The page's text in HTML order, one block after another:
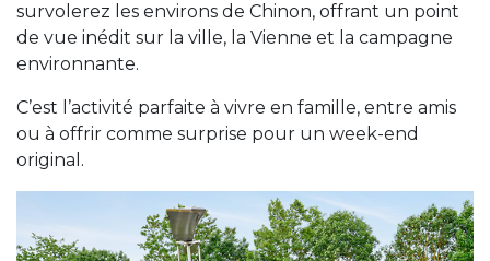
survolerez les environs de Chinon, offrant un point
de vue inédit sur la ville, la Vienne et la campagne
environnante.
C’est l’activité parfaite à vivre en famille, entre amis
ou à offrir comme surprise pour un week-end
original.